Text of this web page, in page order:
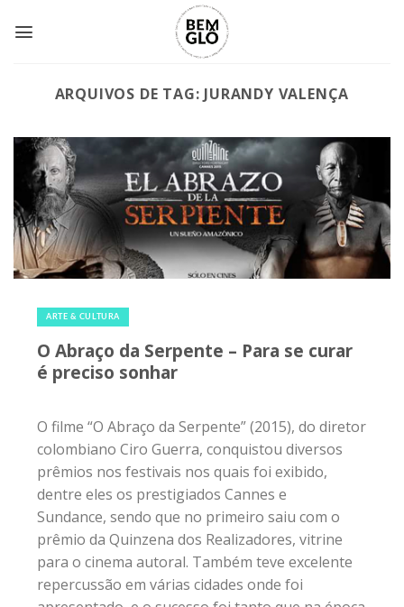
ARQUIVOS DE TAG: JURANDY VALENÇA
ARTE & CULTURA
O Abraço da Serpente – Para se curar
é preciso sonhar
O filme “O Abraço da Serpente” (2015), do diretor
colombiano Ciro Guerra, conquistou diversos
prêmios nos festivais nos quais foi exibido,
dentre eles os prestigiados Cannes e
Sundance, sendo que no primeiro saiu com o
prêmio da Quinzena dos Realizadores, vitrine
para o cinema autoral. Também teve excelente
repercussão em várias cidades onde foi